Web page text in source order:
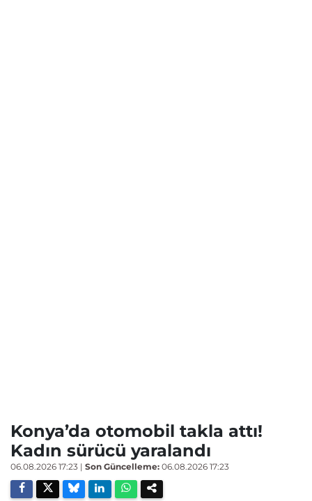
Konya’da otomobil takla attı!
Kadın sürücü yaralandı
06.08.2026 17:23 | Son Güncelleme: 06.08.2026 17:23